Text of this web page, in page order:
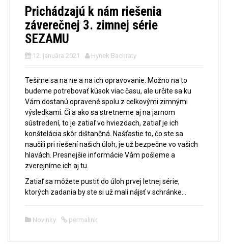
Prichádzajú k nám riešenia
záverečnej 3. zimnej série
SEZAMU
12. januára 2021 Hynek Bachraty
Tešíme sa na ne a na ich opravovanie. Možno na to
budeme potrebovať kúsok viac času, ale určite sa ku
Vám dostanú opravené spolu z celkovými zimnými
výsledkami. Či a ako sa stretneme aj na jarnom
sústredení, to je zatiaľ vo hviezdach, zatiaľ je ich
konštelácia skôr dištančná. Našťastie to, čo ste sa
naučili pri riešení našich úloh, je už bezpečne vo vašich
hlavách. Presnejšie informácie Vám pošleme a
zverejníme ich aj tu.
Zatiaľ sa môžete pustiť do úloh prvej letnej série,
ktorých zadania by ste si už mali nájsť v schránke…
Novinky permalink